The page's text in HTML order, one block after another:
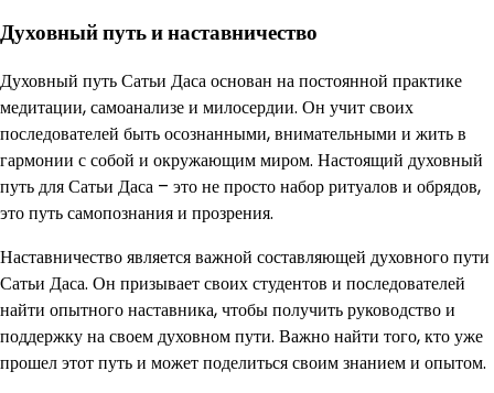
Духовный путь и наставничество
Духовный путь Сатьи Даса основан на постоянной практике
медитации, самоанализе и милосердии. Он учит своих
последователей быть осознанными, внимательными и жить в
гармонии с собой и окружающим миром. Настоящий духовный
путь для Сатьи Даса – это не просто набор ритуалов и обрядов,
это путь самопознания и прозрения.
Наставничество является важной составляющей духовного пути
Сатьи Даса. Он призывает своих студентов и последователей
найти опытного наставника, чтобы получить руководство и
поддержку на своем духовном пути. Важно найти того, кто уже
прошел этот путь и может поделиться своим знанием и опытом.